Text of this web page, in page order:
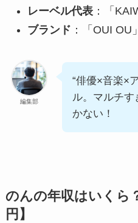
レーベル代表：「
ブランド ：「OUI OU
編集部
“俳優×音楽×
ル。マルチ
かない！
のんの年収はいくら
円】